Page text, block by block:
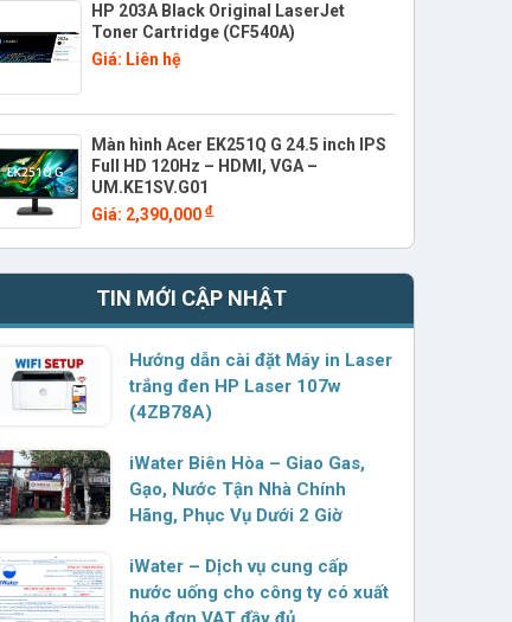
HP 203A Black Original LaserJet
Toner Cartridge (CF540A)
Giá: Liên hệ
Màn hình Acer EK251Q G 24.5 inch IPS
Full HD 120Hz – HDMI, VGA –
UM.KE1SV.G01
Giá: 2,390,000đ
TIN MỚI CẬP NHẬT
Hướng dẫn cài đặt Máy in Laser
trắng đen HP Laser 107w
(4ZB78A)
iWater Biên Hòa – Giao Gas,
Gạo, Nước Tận Nhà Chính
Hãng, Phục Vụ Dưới 2 Giờ
iWater – Dịch vụ cung cấp
nước uống cho công ty có xuất